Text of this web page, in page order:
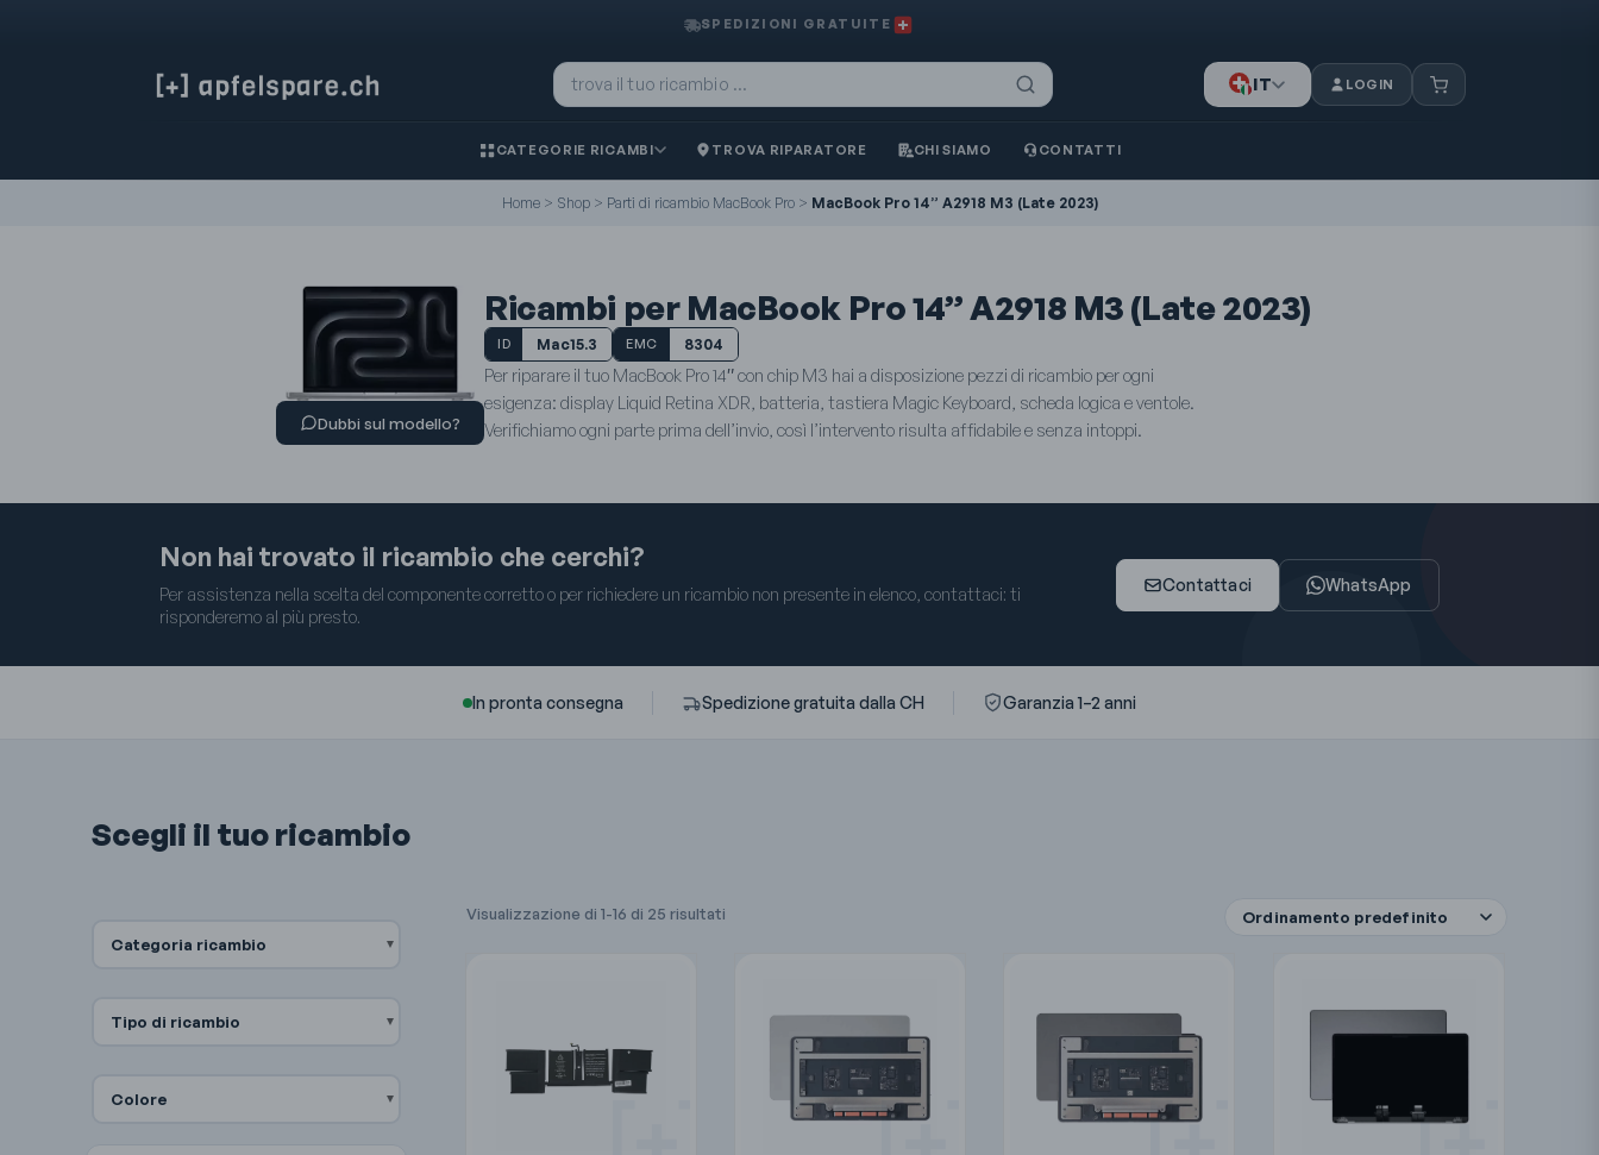
SPEDIZIONI GRATUITE
IT
LOGIN
CATEGORIE RICAMBI TROVA RIPARATORE CHI SIAMO CONTATTI
Home> Shop> Parti di ricambio MacBook Pro> MacBook Pro 14” A2918 M3 (Late 2023)
Dubbi sul modello?
Ricambi per MacBook Pro 14” A2918 M3 (Late 2023)
ID Mac15.3 EMC 8304
Per riparare il tuo MacBook Pro 14″ con chip M3 hai a disposizione pezzi di ricambio per ogni
esigenza: display Liquid Retina XDR, batteria, tastiera Magic Keyboard, scheda logica e ventole.
Verifichiamo ogni parte prima dell’invio, così l’intervento risulta affidabile e senza intoppi.
Non hai trovato il ricambio che cerchi?
Per assistenza nella scelta del componente corretto o per richiedere un ricambio non presente in elenco, contattaci: ti
risponderemo al più presto.
Contattaci WhatsApp
In pronta consegna Spedizione gratuita dalla CH Garanzia 1–2 anni
Scegli il tuo ricambio
Categoria ricambio
Tipo di ricambio
Colore
Visualizzazione di 1-16 di 25 risultati